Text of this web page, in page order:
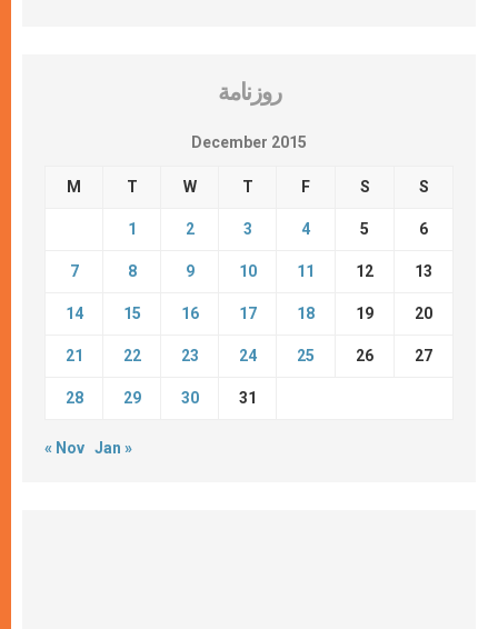
روزنامة
December 2015
M T W T F S S
1 2 3 4 5 6
7 8 9 10 11 12 13
14 15 16 17 18 19 20
21 22 23 24 25 26 27
28 29 30 31
« Nov Jan »